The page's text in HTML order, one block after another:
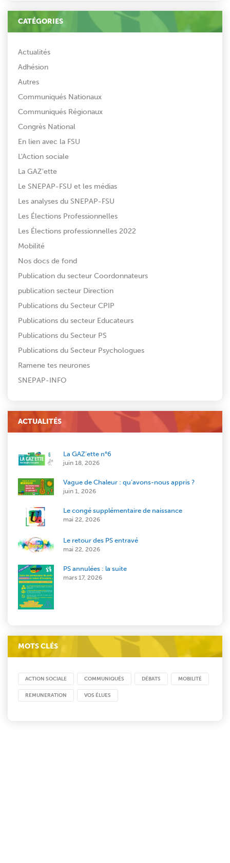
CATÉGORIES
Actualités
Adhésion
Autres
Communiqués Nationaux
Communiqués Régionaux
Congrès National
En lien avec la FSU
L'Action sociale
La GAZ'ette
Le SNEPAP-FSU et les médias
Les analyses du SNEPAP-FSU
Les Élections Professionnelles
Les Élections professionnelles 2022
Mobilité
Nos docs de fond
Publication du secteur Coordonnateurs
publication secteur Direction
Publications du Secteur CPIP
Publications du secteur Educateurs
Publications du Secteur PS
Publications du Secteur Psychologues
Ramene tes neurones
SNEPAP-INFO
ACTUALITÉS
La GAZ’ette n°6
juin 18, 2026
Vague de Chaleur : qu’avons-nous appris ?
juin 1, 2026
Le congé supplémentaire de naissance
mai 22, 2026
Le retour des PS entravé
mai 22, 2026
PS annulées : la suite
mars 17, 2026
MOTS CLÉS
ACTION SOCIALE COMMUNIQUÉS DÉBATS MOBILITÉ
REMUNERATION VOS ÉLUES